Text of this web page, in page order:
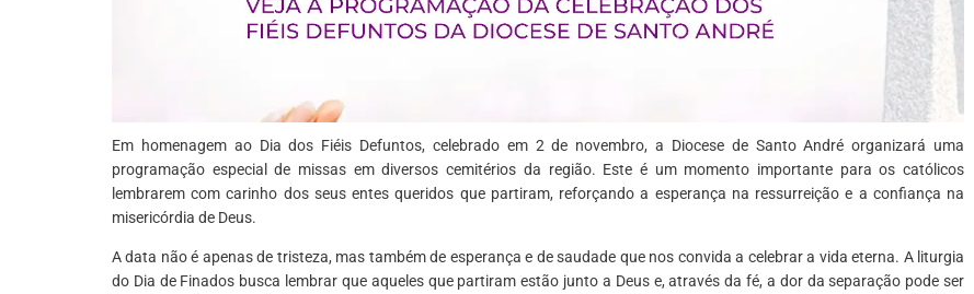
Em homenagem ao Dia dos Fiéis Defuntos, celebrado em 2 de novembro, a Diocese de Santo André organizará uma
programação especial de missas em diversos cemitérios da região. Este é um momento importante para os católicos
lembrarem com carinho dos seus entes queridos que partiram, reforçando a esperança na ressurreição e a confiança na
misericórdia de Deus.
A data não é apenas de tristeza, mas também de esperança e de saudade que nos convida a celebrar a vida eterna. A liturgia
do Dia de Finados busca lembrar que aqueles que partiram estão junto a Deus e, através da fé, a dor da separação pode ser